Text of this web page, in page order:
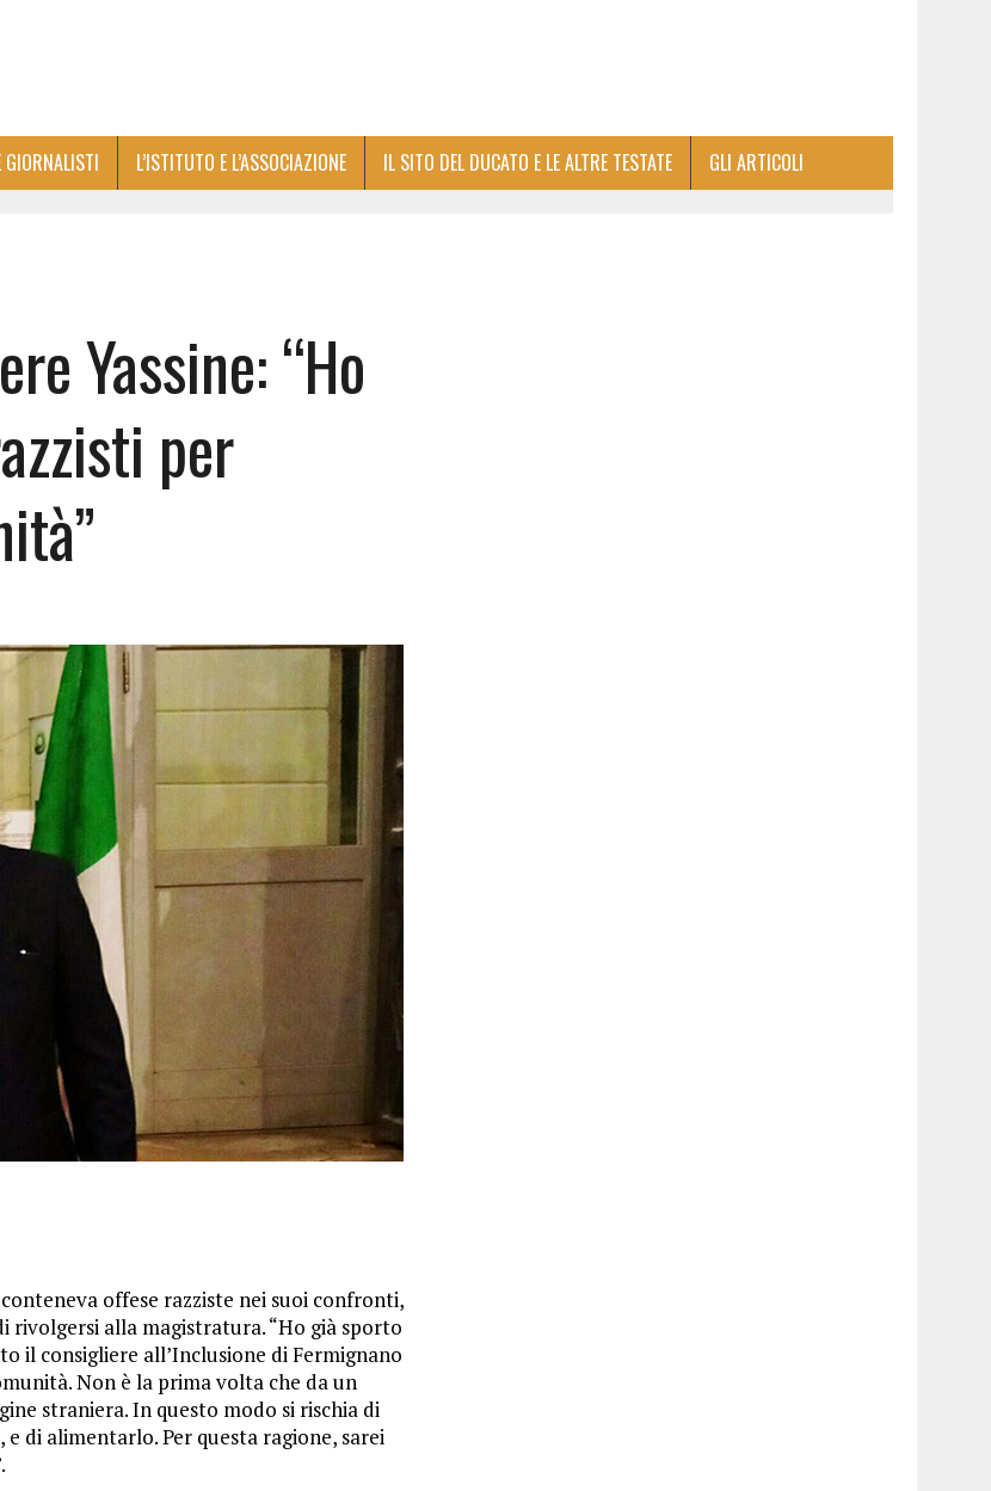
GIORNALISTI L’ISTITUTO E L’ASSOCIAZIONE IL SITO DEL DUCATO E LE ALTRE TESTATE GLI ARTICOLI
Yassine: “Ho
per
offese razziste nei suoi confronti,
rivolgersi alla magistratura. “Ho già sporto
il consigliere all’Inclusione di Fermignano
Non è la prima volta che da un
straniera. In questo modo si rischia di
di alimentarlo. Per questa ragione, sarei